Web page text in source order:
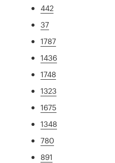
442
37
1787
1436
1748
1323
1675
1348
780
891